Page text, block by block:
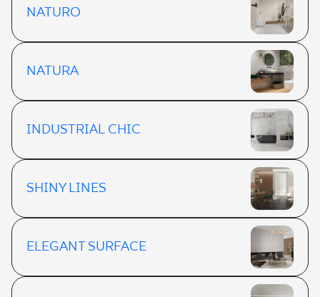
NATURO
NATURA
INDUSTRIAL CHIC
SHINY LINES
ELEGANT SURFACE